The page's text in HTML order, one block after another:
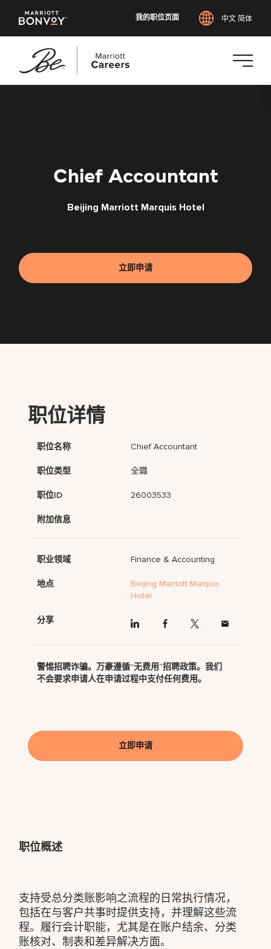
我的职位页面 中文 简体
Chief Accountant
Beijing Marriott Marquis Hotel
立即申请
职位概述
支持受总分类账影响之流程的日常执行情况，
包括在与客户共事时提供支持，并理解这些流
程。履行会计职能，尤其是在账户结余、分类
账核对、制表和差异解决方面。
职位详情
职位名称 Chief Accountant
职位类型 全職
职位ID 26003533
附加信息
职业领域 Finance & Accounting
地点
Beijing Marriott Marquis
Hotel
分享
警惕招聘诈骗。万豪遵循“无费用”招聘政策。我们
不会要求申请人在申请过程中支付任何费用。
立即申请